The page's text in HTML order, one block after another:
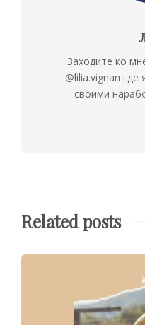
Заходите ко
@lilia.vignan
своими
Related posts